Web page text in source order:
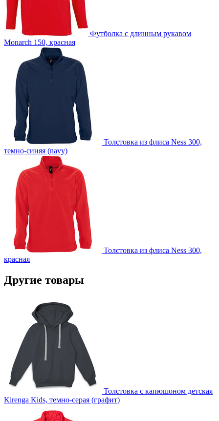
Футболка с длинным рукавом
Monarch 150, красная
Толстовка из флиса Ness 300,
темно-синяя (navy)
Толстовка из флиса Ness 300,
красная
Другие товары
Толстовка с капюшоном детская
Kirenga Kids, темно-серая (графит)